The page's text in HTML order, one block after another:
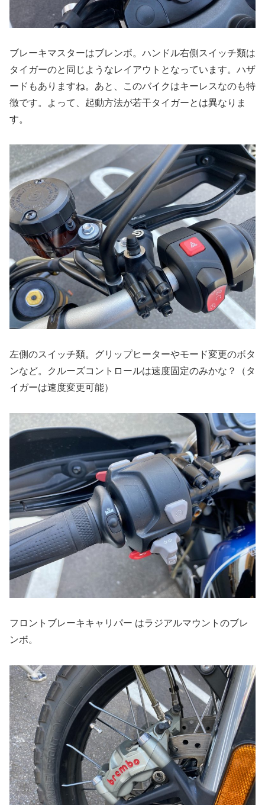
ブレーキマスターはブレンボ。ハンドル右側スイッチ類は
タイガーのと同じようなレイアウトとなっています。ハザ
ードもありますね。あと、このバイクはキーレスなのも特
徴です。よって、起動方法が若干タイガーとは異なりま
す。
左側のスイッチ類。グリップヒーターやモード変更のボタ
ンなど。クルーズコントロールは速度固定のみかな？（タ
イガーは速度変更可能）
フロントブレーキキャリパー はラジアルマウントのブレ
ンボ。